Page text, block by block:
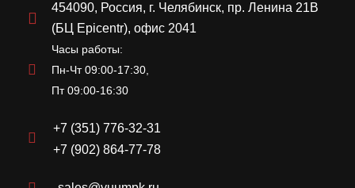
454090, Россия, г. Челябинск, пр. Ленина 21В
(БЦ Epicentr), офис 2041
Часы работы:
Пн-Чт 09:00-17:30,
Пт 09:00-16:30
+7 (351) 776-32-31
+7 (902) 864-77-78